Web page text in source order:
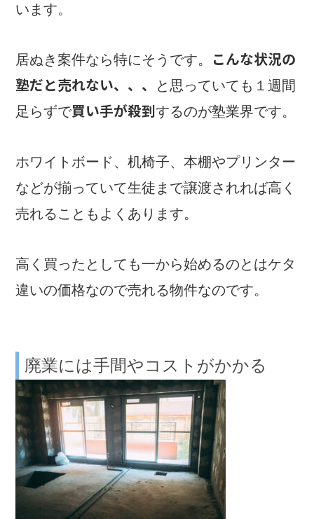
います。
居ぬき案件なら特にそうです。
こんな状況の
塾だと売れない、、、
と思っていても１週間
足らずで買い手が殺到するのが塾業界です。
ホワイトボード、机椅子、本棚やプリンター
などが揃っていて生徒まで譲渡されれば高く
売れることもよくあります。
高く買ったとしても一から始めるのとはケタ
違いの価格なので売れる物件なのです。
廃業には手間やコストがかかる